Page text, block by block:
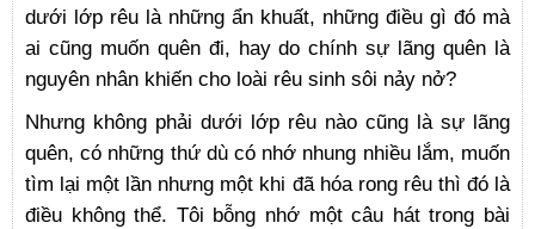
dưới lớp rêu là những ẩn khuất, những điều gì đó mà
ai cũng muốn quên đi, hay do chính sự lãng quên là
nguyên nhân khiến cho loài rêu sinh sôi nảy nở?
Nhưng không phải dưới lớp rêu nào cũng là sự lãng
quên, có những thứ dù có nhớ nhung nhiều lắm, muốn
tìm lại một lần nhưng một khi đã hóa rong rêu thì đó là
điều không thể. Tôi bỗng nhớ một câu hát trong bài